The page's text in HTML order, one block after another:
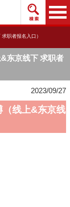
搜索
职者报名入口）
东京线下 求职者
2023/09/27
线上&东京线